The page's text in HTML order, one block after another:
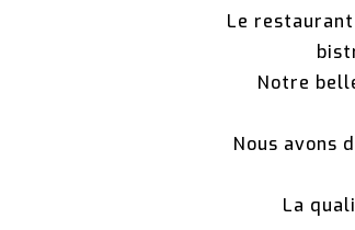
Le
Notre
Nous avons
La